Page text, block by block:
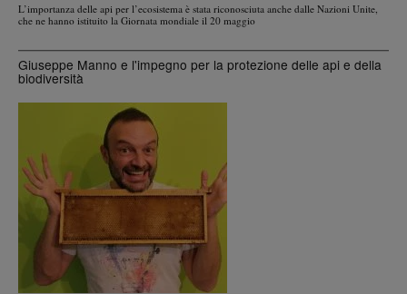
L’importanza delle api per l’ecosistema è stata riconosciuta anche dalle Nazioni Unite,
che ne hanno istituito la Giornata mondiale il 20 maggio
Giuseppe Manno e l'impegno per la protezione delle api e della
biodiversità